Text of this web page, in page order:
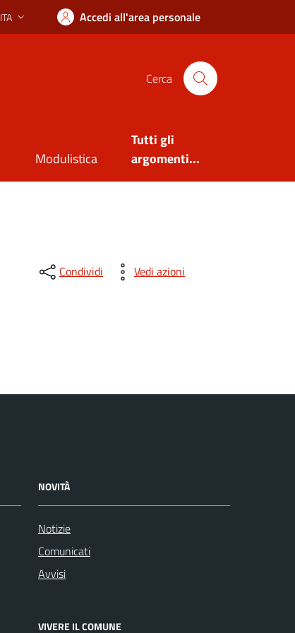
Lingua attiva:
ITA Accedi all'area personale
Cerca
Modulistica
Tutti gli
argomenti...
Condividi Vedi azioni
NOVITÀ
Notizie
Comunicati
Avvisi
VIVERE IL COMUNE